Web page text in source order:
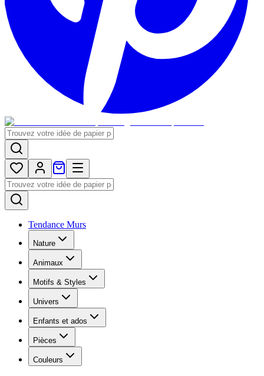
Tendance Murs
Nature
Animaux
Motifs & Styles
Univers
Enfants et ados
Pièces
Couleurs